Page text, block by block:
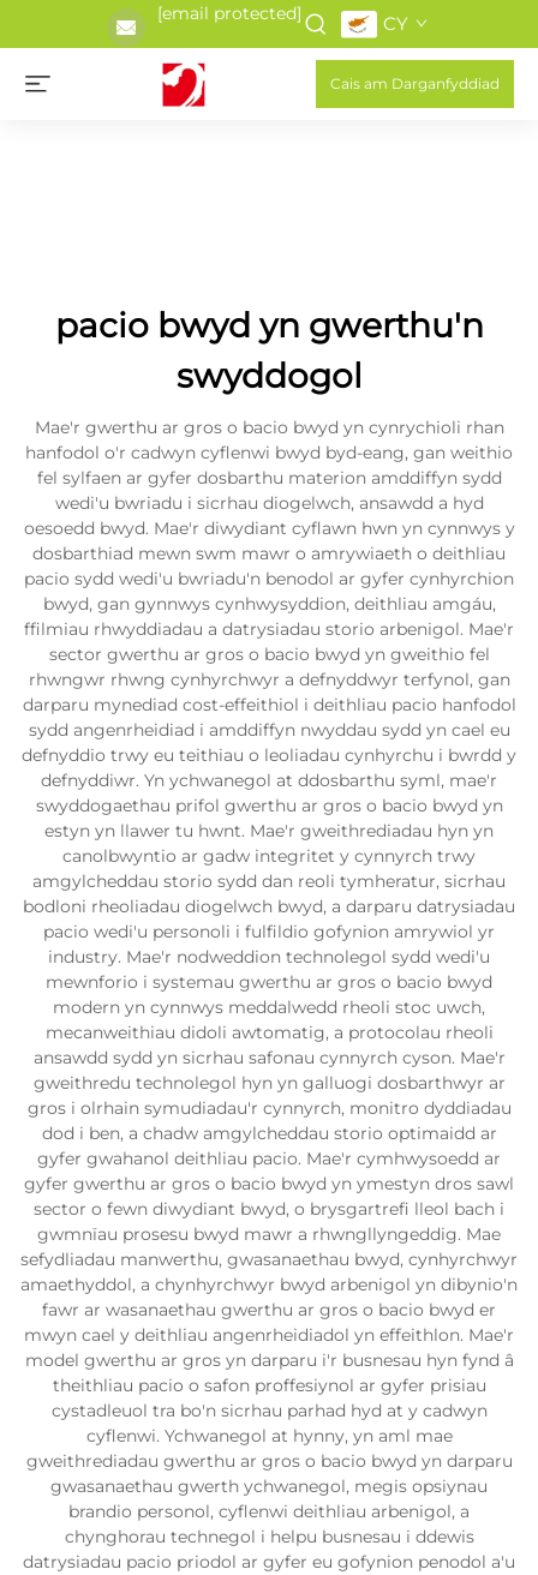
[email protected] CY
Cais am Darganfyddiad
pacio bwyd yn gwerthu'n
swyddogol
Mae'r gwerthu ar gros o bacio bwyd yn cynrychioli rhan
hanfodol o'r cadwyn cyflenwi bwyd byd-eang, gan weithio
fel sylfaen ar gyfer dosbarthu materion amddiffyn sydd
wedi'u bwriadu i sicrhau diogelwch, ansawdd a hyd
oesoedd bwyd. Mae'r diwydiant cyflawn hwn yn cynnwys y
dosbarthiad mewn swm mawr o amrywiaeth o deithliau
pacio sydd wedi'u bwriadu'n benodol ar gyfer cynhyrchion
bwyd, gan gynnwys cynhwysyddion, deithliau amgáu,
ffilmiau rhwyddiadau a datrysiadau storio arbenigol. Mae'r
sector gwerthu ar gros o bacio bwyd yn gweithio fel
rhwngwr rhwng cynhyrchwyr a defnyddwyr terfynol, gan
darparu mynediad cost-effeithiol i deithliau pacio hanfodol
sydd angenrheidiad i amddiffyn nwyddau sydd yn cael eu
defnyddio trwy eu teithiau o leoliadau cynhyrchu i bwrdd y
defnyddiwr. Yn ychwanegol at ddosbarthu syml, mae'r
swyddogaethau prifol gwerthu ar gros o bacio bwyd yn
estyn yn llawer tu hwnt. Mae'r gweithrediadau hyn yn
canolbwyntio ar gadw integritet y cynnyrch trwy
amgylcheddau storio sydd dan reoli tymheratur, sicrhau
bodloni rheoliadau diogelwch bwyd, a darparu datrysiadau
pacio wedi'u personoli i fulfildio gofynion amrywiol yr
industry. Mae'r nodweddion technolegol sydd wedi'u
mewnforio i systemau gwerthu ar gros o bacio bwyd
modern yn cynnwys meddalwedd rheoli stoc uwch,
mecanweithiau didoli awtomatig, a protocolau rheoli
ansawdd sydd yn sicrhau safonau cynnyrch cyson. Mae'r
gweithredu technolegol hyn yn galluogi dosbarthwyr ar
gros i olrhain symudiadau'r cynnyrch, monitro dyddiadau
dod i ben, a chadw amgylcheddau storio optimaidd ar
gyfer gwahanol deithliau pacio. Mae'r cymhwysoedd ar
gyfer gwerthu ar gros o bacio bwyd yn ymestyn dros sawl
sector o fewn diwydiant bwyd, o brysgartrefi lleol bach i
gwmnïau prosesu bwyd mawr a rhwngllyngeddig. Mae
sefydliadau manwerthu, gwasanaethau bwyd, cynhyrchwyr
amaethyddol, a chynhyrchwyr bwyd arbenigol yn dibynio'n
fawr ar wasanaethau gwerthu ar gros o bacio bwyd er
mwyn cael y deithliau angenrheidiadol yn effeithlon. Mae'r
model gwerthu ar gros yn darparu i'r busnesau hyn fynd â
theithliau pacio o safon proffesiynol ar gyfer prisiau
cystadleuol tra bo'n sicrhau parhad hyd at y cadwyn
cyflenwi. Ychwanegol at hynny, yn aml mae
gweithrediadau gwerthu ar gros o bacio bwyd yn darparu
gwasanaethau gwerth ychwanegol, megis opsiynau
brandio personol, cyflenwi deithliau arbenigol, a
chynghorau technegol i helpu busnesau i ddewis
datrysiadau pacio priodol ar gyfer eu gofynion penodol a'u